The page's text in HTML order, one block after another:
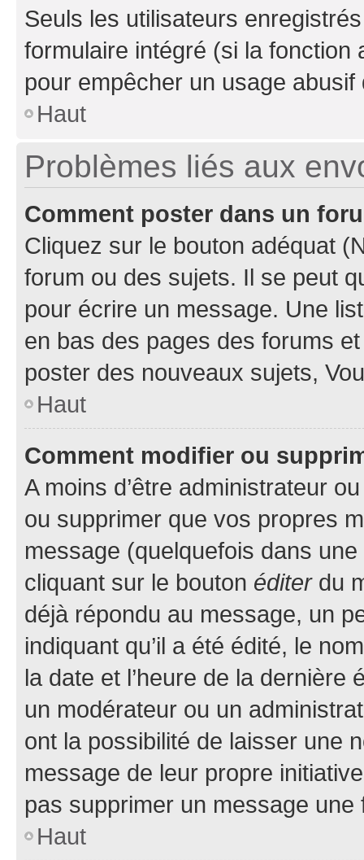
Seuls les utilisateurs
formulaire intégré (si la fonction
pour empêcher un usage
Haut
Problèmes liés aux
Comment poster dans un
Cliquez sur le bouton adéquat
forum ou des sujets. Il se peut
pour écrire un message. Une
en bas des pages des forums
poster des nouveaux sujets,
Haut
Comment modifier ou
A moins d’être administrateur
ou supprimer que vos propres
message (quelquefois dans
cliquant sur le bouton éditerdu
déjà répondu au message, un
indiquant qu’il a été édité, le
la date et l’heure de la dernière
un modérateur ou un
ont la possibilité de laisser une
message de leur propre
pas supprimer un message une
Haut